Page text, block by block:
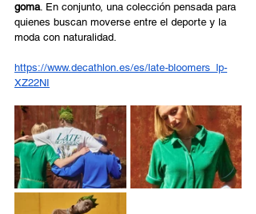
goma. En conjunto, una colección pensada para
quienes buscan moverse entre el deporte y la
moda con naturalidad.
https://www.decathlon.es/es/late-bloomers_lp-
XZ22NI